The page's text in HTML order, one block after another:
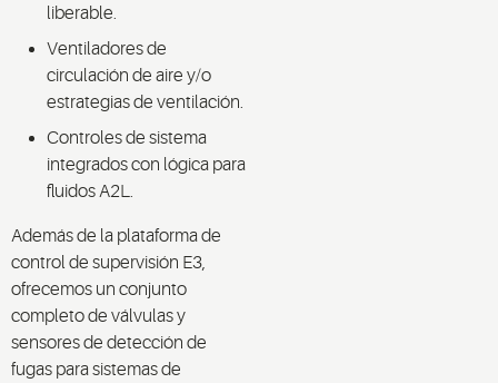
liberable.
Ventiladores de
circulación de aire y/o
estrategias de ventilación​.
Controles de sistema
integrados con lógica para
fluidos A2L.
Además de la plataforma de
control de supervisión E3,
ofrecemos un conjunto
completo de válvulas y
sensores de detección de
fugas para sistemas de